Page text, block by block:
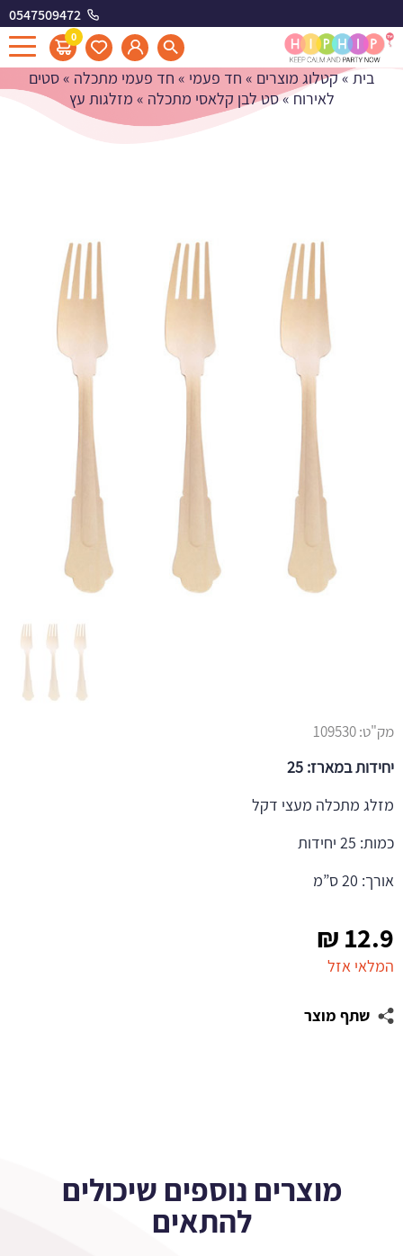
0547509472
0 מזלגות עץ
בית»קטלוג מוצרים » חד פעמי » חד פעמי מתכלה »סטים
לאירוח »סט לבן קלאסי מתכלה » מזלגות עץ
12.9
₪
המלאי אזל
שתף מוצר
מק"ט:109530
יחידות במארז: 25
מזלג מתכלה מעצי דקל
כמות: 25 יחידות
אורך: 20 ס”מ
מוצרים נוספים שיכולים
להתאים